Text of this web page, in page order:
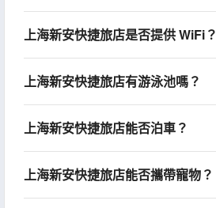
上海新安快捷旅店是否提供 WiFi？
上海新安快捷旅店有游泳池嗎？
上海新安快捷旅店能否泊車？
上海新安快捷旅店能否攜帶寵物？